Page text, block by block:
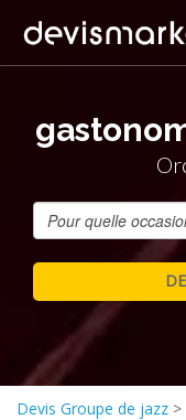
Devis Groupe de jazz >